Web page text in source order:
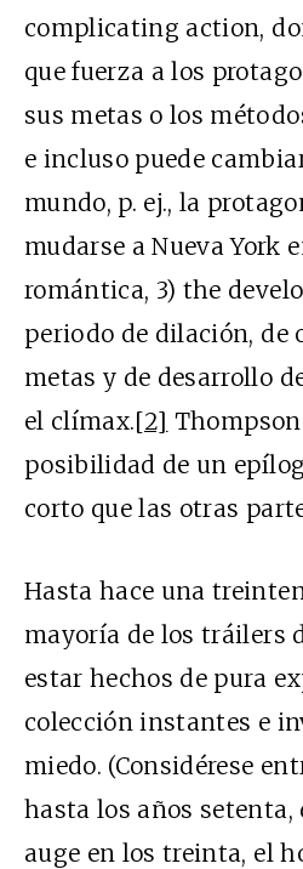
complicating action,
que fuerza a los
sus metas o los
e incluso puede
mundo, p. ej., la
mudarse a Nueva York
romántica, 3) the
periodo de dilación, de
metas y de desarrollo
el clímax.[2]
posibilidad de un
corto que las otras
Hasta hace una
mayoría de los tráilers
estar hechos de pura
colección instantes e
miedo. (Considérese
hasta los años setenta,
auge en los treinta, el